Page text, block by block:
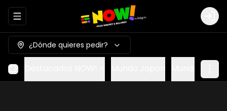
Abrir menu de navegación Login
¿Dónde quieres pedir?